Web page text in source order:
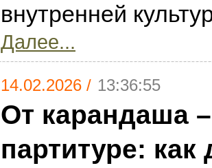
внутренней
Далее...
14.02.2026 / 13:36:55
От карандаша
партитуре: как